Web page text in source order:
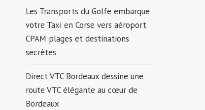
Les Transports du Golfe embarque
votre Taxi en Corse vers aéroport
CPAM plages et destinations
secrètes
Direct VTC Bordeaux dessine une
route VTC élégante au cœur de
Bordeaux